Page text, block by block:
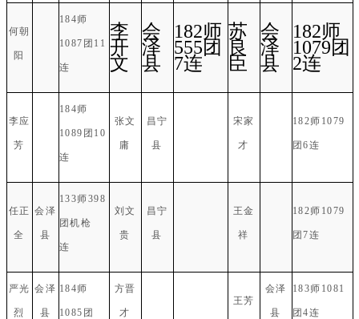
何朝
阳
184师
1087团11
连
李
开
文
会
泽
县
182师
555团
7连
苏
良
臣
会
泽
县
182师
1079团
2连
李应
芳
184师
1089团10
连
张文
庸
昌宁
县
宋家
才
182师1079
团6连
任正
全
会泽
县
133师398
团机枪
连
刘文
贵
昌宁
县
王金
祥
182师1079
团7连
严光
烈
会泽
县
184师
1085团
方晋
才
王芳
会泽
县
183师1081
团4连